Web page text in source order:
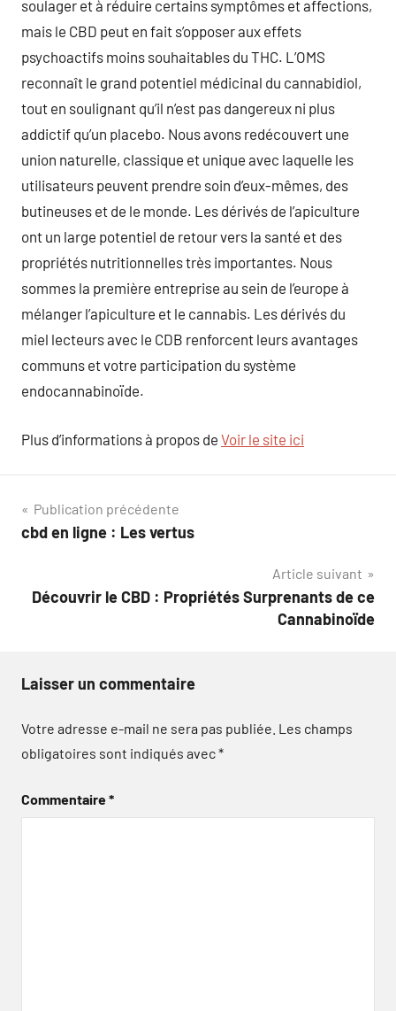
soulager et à réduire certains symptômes et affections,
mais le CBD peut en fait s’opposer aux effets
psychoactifs moins souhaitables du THC. L’OMS
reconnaît le grand potentiel médicinal du cannabidiol,
tout en soulignant qu’il n’est pas dangereux ni plus
addictif qu’un placebo. Nous avons redécouvert une
union naturelle, classique et unique avec laquelle les
utilisateurs peuvent prendre soin d’eux-mêmes, des
butineuses et de le monde. Les dérivés de l’apiculture
ont un large potentiel de retour vers la santé et des
propriétés nutritionnelles très importantes. Nous
sommes la première entreprise au sein de l’europe à
mélanger l’apiculture et le cannabis. Les dérivés du
miel lecteurs avec le CDB renforcent leurs avantages
communs et votre participation du système
endocannabinoïde.
Plus d’informations à propos de Voir le site ici
Navigation
de
Publication précédente
cbd en ligne : Les vertus
Article suivant
Découvrir le CBD : Propriétés Surprenants de ce
Cannabinoïde
Laisser un commentaire
Votre adresse e-mail ne sera pas publiée. Les champs
obligatoires sont indiqués avec*
Commentaire*